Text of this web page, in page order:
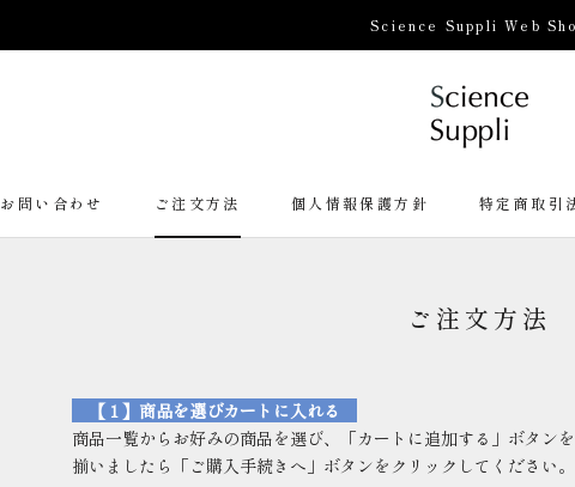
Science Suppli Web
お問い合わせ
ご注文方法
個人情報保護方針
特定商取引
ご注文方法
【１】商品を選びカートに入れる
商品一覧からお好みの商品を選び、「カートに追加する」ボタン
揃いましたら「ご購入手続きへ」ボタンをクリックしてください。